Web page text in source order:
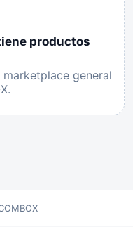
productos
general